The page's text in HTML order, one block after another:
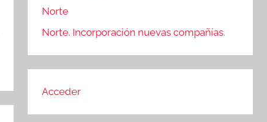
Norte
Norte. Incorporación nuevas compañías.
Acceder